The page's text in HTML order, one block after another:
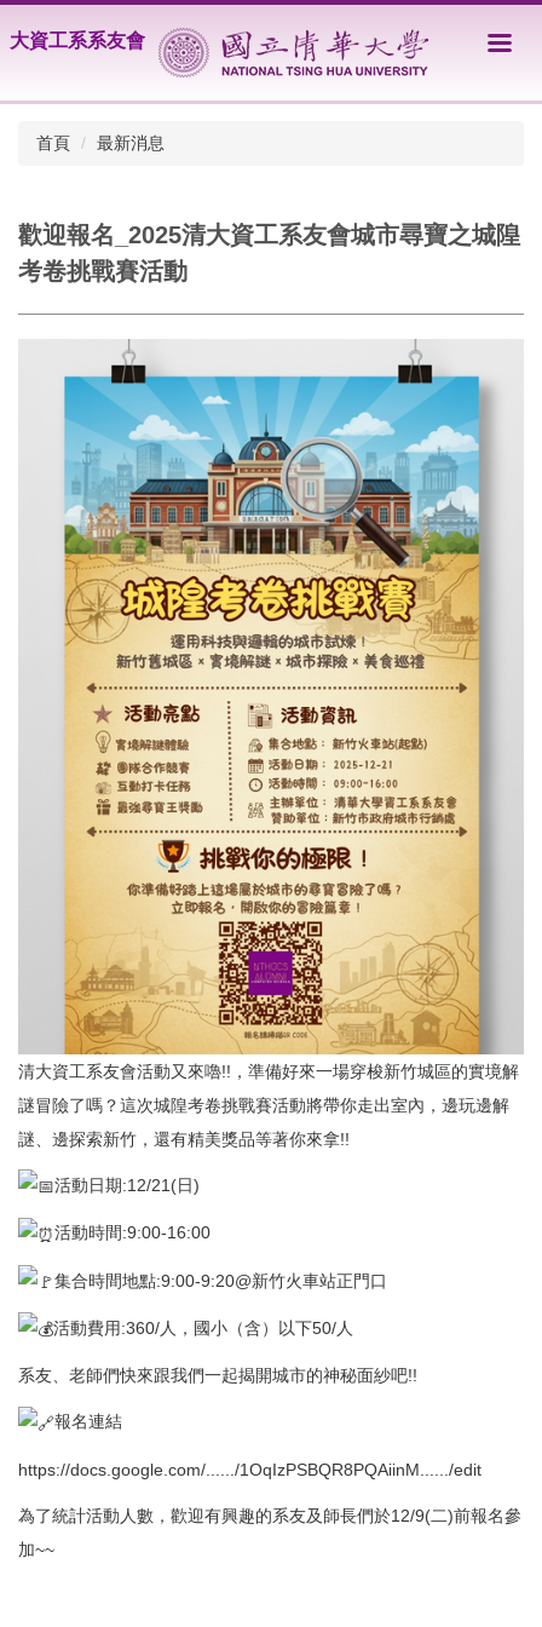
到
大資工系系友會
首頁 最新消息
歡迎報名_2025清大資工系友會城市尋寶之城隍
考卷挑戰賽活動
清大資工系友會活動又來嚕!!，準備好來一場穿梭新竹城區的實境解
謎冒險了嗎？這次城隍考卷挑戰賽活動將帶你走出室內，邊玩邊解
謎、邊探索新竹，還有精美獎品等著你來拿!!
活動日期:12/21(日)
活動時間:9:00-16:00
集合時間地點:9:00-9:20@新竹火車站正門口
活動費用:360/人，國小（含）以下50/人
系友、老師們快來跟我們一起揭開城市的神秘面紗吧!!
報名連結
https://docs.google.com/....../1OqIzPSBQR8PQAiinM....../edit
為了統計活動人數，歡迎有興趣的系友及師長們於12/9(二)前報名參
加~~